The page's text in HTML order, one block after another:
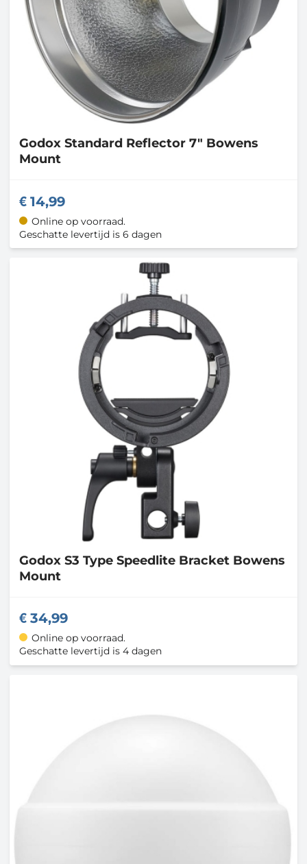
Godox Standard Reflector 7" Bowens
Mount
14,99
Online op voorraad.
Geschatte levertijd is 6 dagen
Godox S3 Type Speedlite Bracket Bowens
Mount
34,99
Online op voorraad.
Geschatte levertijd is 4 dagen